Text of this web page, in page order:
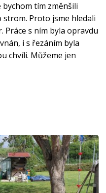
tím změnšili
Proto jsme hledali
Práce s ním byla opravdu
i s řezáním byla
chvíli. Můžeme jen